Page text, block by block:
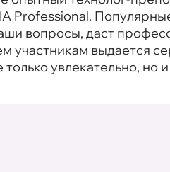
Professional.
вопросы, даст
участникам выдается
только увлекательно, но